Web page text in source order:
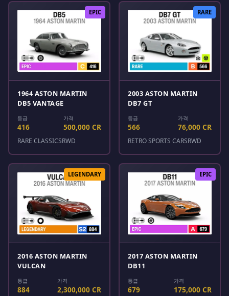
EPIC
1964 ASTON MARTIN
DB5 VANTAGE
등급
416
가격
500,000 CR
RARE CLASSICSRWD
RARE
2003 ASTON MARTIN
DB7 GT
등급
566
가격
76,000 CR
RETRO SPORTS CARSRWD
LEGENDARY
2016 ASTON MARTIN
VULCAN
등급
884
가격
2,300,000 CR
EPIC
2017 ASTON MARTIN
DB11
등급
679
가격
175,000 CR